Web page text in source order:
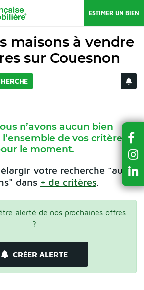
ESTIMER UN BIEN
maisons à vendre
sur Couesnon
n’avons aucun bien
de vos critères
le moment.
votre recherche "aux
dans + de critères.
alerté de nos prochaines offres
?
CRÉER ALERTE